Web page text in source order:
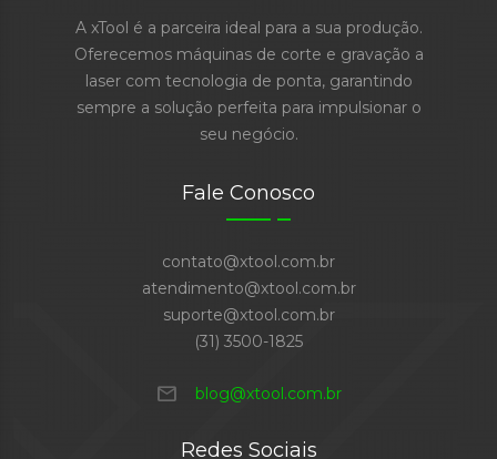
A xTool é a parceira ideal para a sua produção.
Oferecemos máquinas de corte e gravação a
laser com tecnologia de ponta, garantindo
sempre a solução perfeita para impulsionar o
seu negócio.
Fale Conosco
contato@xtool.com.br
atendimento@xtool.com.br
suporte@xtool.com.br
(31) 3500-1825
mail blog@xtool.com.br
Redes Sociais